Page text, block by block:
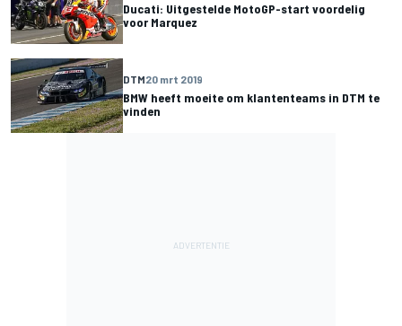
Ducati: Uitgestelde MotoGP-start voordelig
voor Marquez
DTM20 mrt 2019
BMW heeft moeite om klantenteams in DTM te
vinden